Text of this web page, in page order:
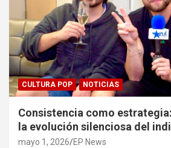
CULTURA POP NOTICIAS
Consistencia como
la evolución silenciosa del
mayo 1, 2026 EP News